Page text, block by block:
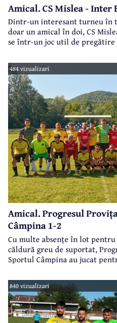
Amical. CS Mislea - Inter
Dintr-un interesant turneu în
doar un amical în doi, CS
se într-un joc util de
484 vizualizari
Amical. Progresul
Câmpina 1-2
Cu multe absențe în lot
căldură greu de suportat,
Sportul Câmpina au jucat
840 vizualizari